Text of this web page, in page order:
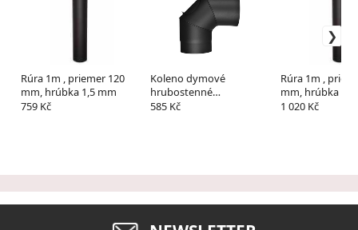
Rúra 1m , priemer 120
mm, hrúbka 1,5 mm
759 Kč
Koleno dymové
hrubostenné
150/90/1,5mm čist.
585 Kč
Rúra 1m ,
mm, hrúbka
1 020 Kč